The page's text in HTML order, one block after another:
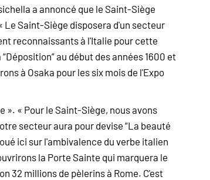
a annoncé que le Saint-Siège
Le Saint-Siège disposera d'un secteur
reconnaissants à l'Italie pour cette
au début des années 1600 et
à Osaka pour les six mois de l'Expo
». « Pour le Saint-Siège, nous avons
secteur aura pour devise “La beauté
ici sur l'ambivalence du verbe italien
la Porte Sainte qui marquera le
32 millions de pèlerins à Rome. C'est